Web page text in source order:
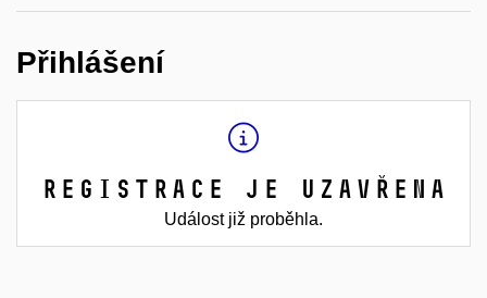
Přihlášení
Registrace je uzavřena
Událost již proběhla.